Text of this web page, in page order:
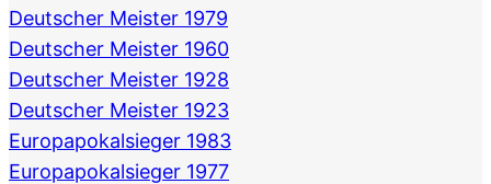
Deutscher Meister 1979
Deutscher Meister 1960
Deutscher Meister 1928
Deutscher Meister 1923
Europapokalsieger 1983
Europapokalsieger 1977